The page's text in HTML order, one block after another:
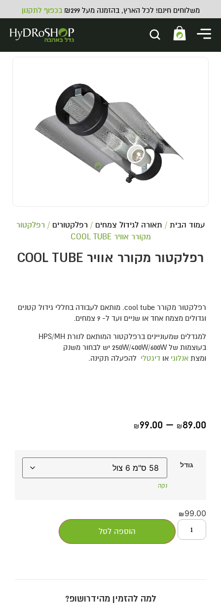
משלוחים חינם! לכל הארץ, בהזמנה מעל ₪299 בכפוף לתקנון
עמוד הבית / תאורה לגידול צמחים / רפלקטורים / רפלקטור
מקורר אוויר COOL TUBE
רפלקטור מקורר אוויר COOL TUBE
רפלקטור מקורר cool tube. מותאם לעבודה בחללי גידול קטנים
וגדולים מצמח אחד או שניים ועד ל- 9 צמחים.
למגדלים שמעוניינים ברפלקטור המותאם לנורת HPS/MH
בעוצמות של 250W/400W/600W יש לבחור משנק
ומצת אנלוגי או דיגטלי להפעלה תקינה.
₪89.00
–
₪99.00
גודל
נקה
₪99.00
הוספה לסל
למה להזמין מהידרושופ?
תערובת סחלבים 10 ליטר
₪28.00
+
ADD